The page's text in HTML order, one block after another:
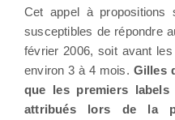
Cet appel à propositions
susceptibles de répondre
février 2006, soit avant
environ 3 à 4 mois. Gilles
que les premiers
attribués lors de la